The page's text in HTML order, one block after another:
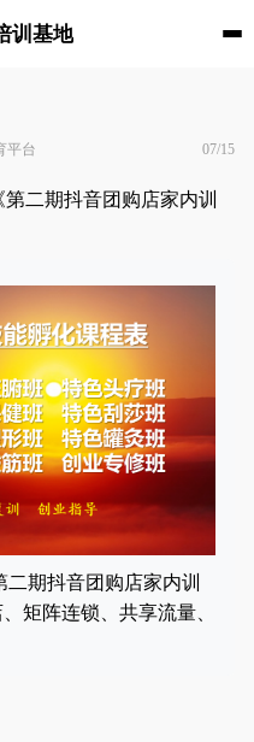
训基地
平台 07/15
二期抖音团购店家内训
期抖音团购店家内训
矩阵连锁、共享流量、